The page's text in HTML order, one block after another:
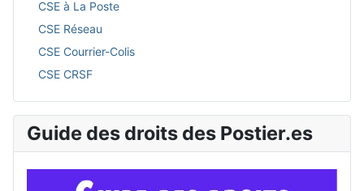
CSE à La Poste
CSE Réseau
CSE Courrier-Colis
CSE CRSF
Guide des droits des Postier.es